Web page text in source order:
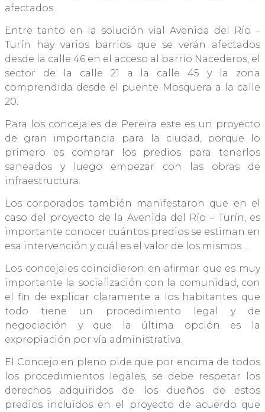
afectados.
Entre tanto en la solución vial Avenida del Río –
Turín hay varios barrios que se verán afectados
desde la calle 46 en el acceso al barrio Nacederos, el
sector de la calle 21 a la calle 45 y la zona
comprendida desde el puente Mosquera a la calle
20.
Para los concejales de Pereira este es un proyecto
de gran importancia para la ciudad, porque lo
primero es comprar los predios para tenerlos
saneados y luego empezar con las obras de
infraestructura.
Los corporados también manifestaron que en el
caso del proyecto de la Avenida del Río – Turín, es
importante conocer cuántos predios se estiman en
esa intervención y cuál es el valor de los mismos. .
Los concejales coincidieron en afirmar que es muy
importante la socialización con la comunidad, con
el fin de explicar claramente a los habitantes que
todo tiene un procedimiento legal y de
negociación y que la última opción es la
expropiación por vía administrativa.
El Concejo en pleno pide que por encima de todos
los procedimientos legales, se debe respetar los
derechos adquiridos de los dueños de estos
predios incluidos en el proyecto de acuerdo que